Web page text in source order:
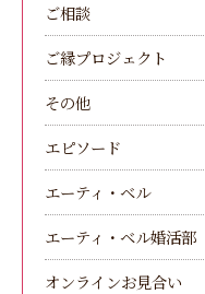
ご相談
ご縁プロジェクト
その他
エピソード
エーティ・ベル
エーティ・ベル婚活部
オンラインお見合い